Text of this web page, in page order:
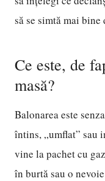
să se simtă mai bine
Ce este, de
masă?
Balonarea este
întins, „umflat” sau
vine la pachet cu
în burtă sau o